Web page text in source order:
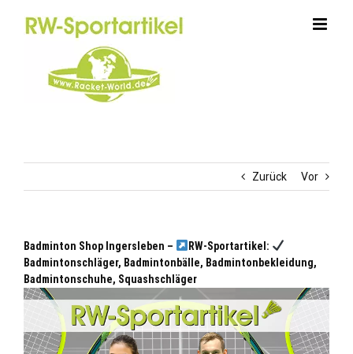
Zurück Vor
Badminton Shop Ingersleben –
RW-Sportartikel:
Badmintonschläger, Badmintonbälle, Badmintonbekleidung,
Badmintonschuhe, Squashschläger